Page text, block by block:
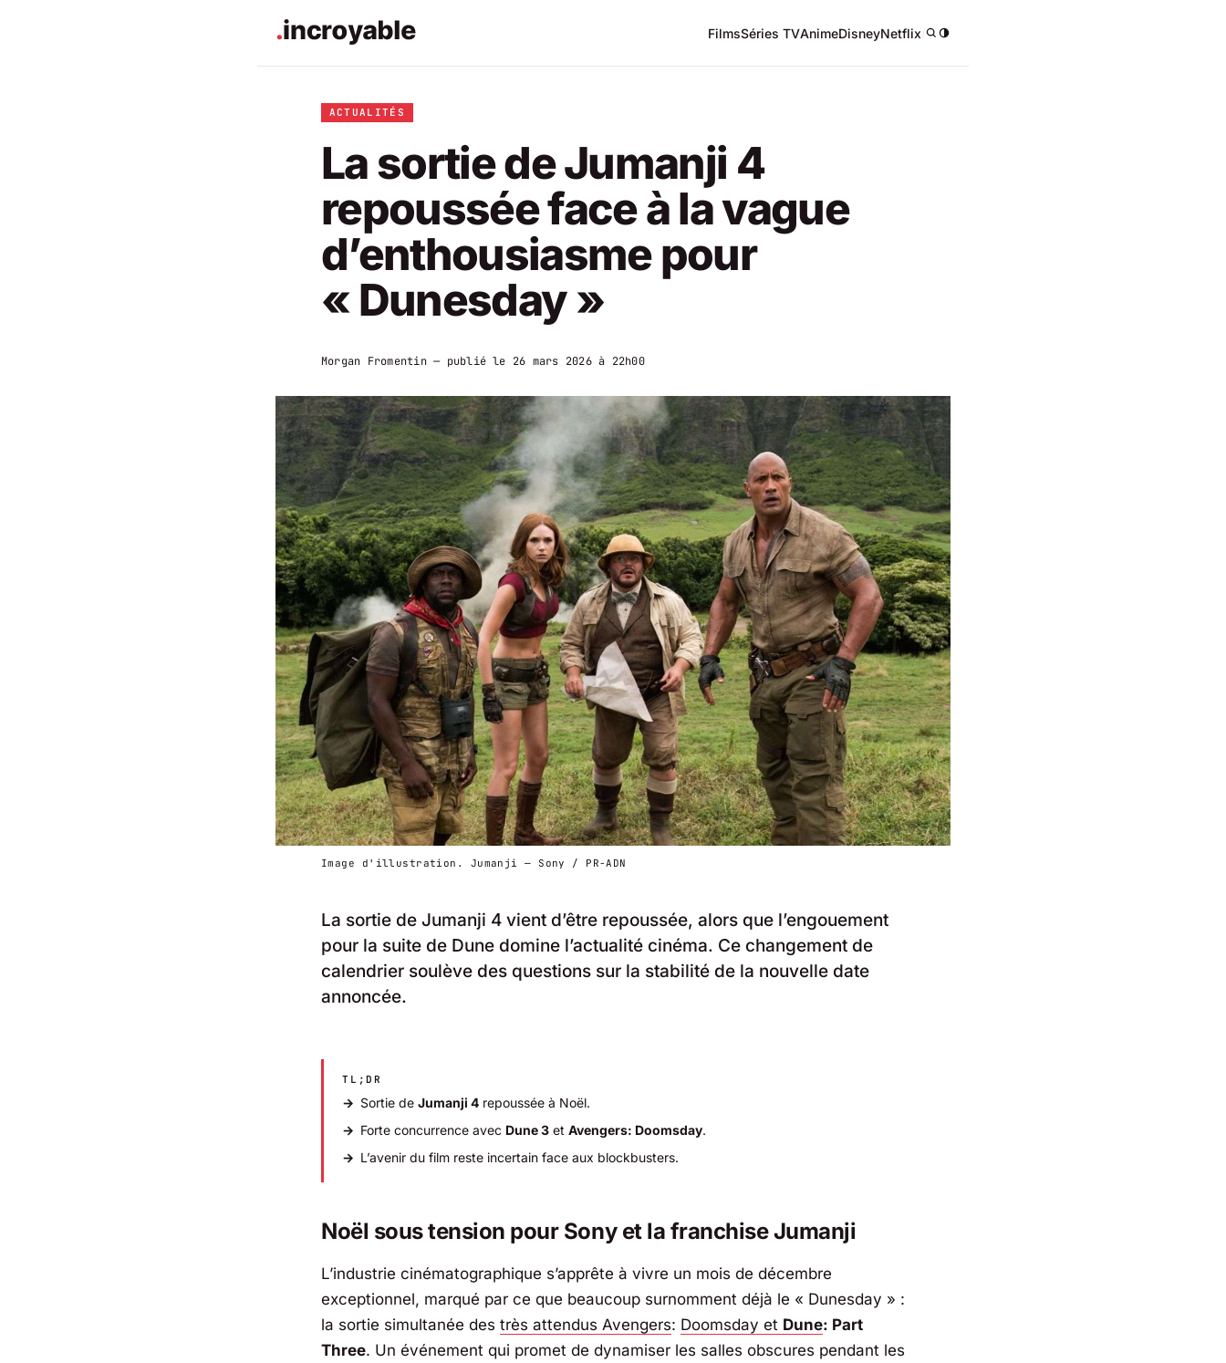
FilmsSéries TVAnimeDisneyNetflix/
ACTUALITÉS
La sortie de Jumanji 4
repoussée face à la vague
d’enthousiasme pour
« Dunesday »
Morgan Fromentin— publié le 26 mars 2026 à 22h00
Image d'illustration. Jumanji — Sony / PR-ADN
La sortie de Jumanji 4 vient d’être repoussée, alors que l’engouement
pour la suite de Dune domine l’actualité cinéma. Ce changement de
calendrier soulève des questions sur la stabilité de la nouvelle date
annoncée.
TL;DR
Sortie de Jumanji 4 repoussée à Noël.
Forte concurrence avec Dune 3 et Avengers: Doomsday.
L’avenir du film reste incertain face aux blockbusters.
Noël sous tension pour Sony et la franchise Jumanji
L’industrie cinématographique s’apprête à vivre un mois de décembre
exceptionnel, marqué par ce que beaucoup surnomment déjà le « Dunesday » :
la sortie simultanée des très attendus Avengers: Doomsday et Dune: Part
Three. Un événement qui promet de dynamiser les salles obscures pendant les